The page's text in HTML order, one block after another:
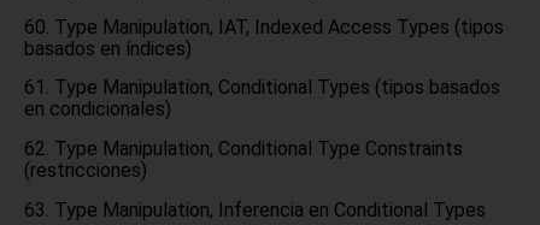
Type Manipulation, IAT, Indexed Access Types (tipos
basados en índices)
Type Manipulation, Conditional Types (tipos basados
en condicionales)
Type Manipulation, Conditional Type Constraints
(restricciones)
Type Manipulation, Inferencia en Conditional Types